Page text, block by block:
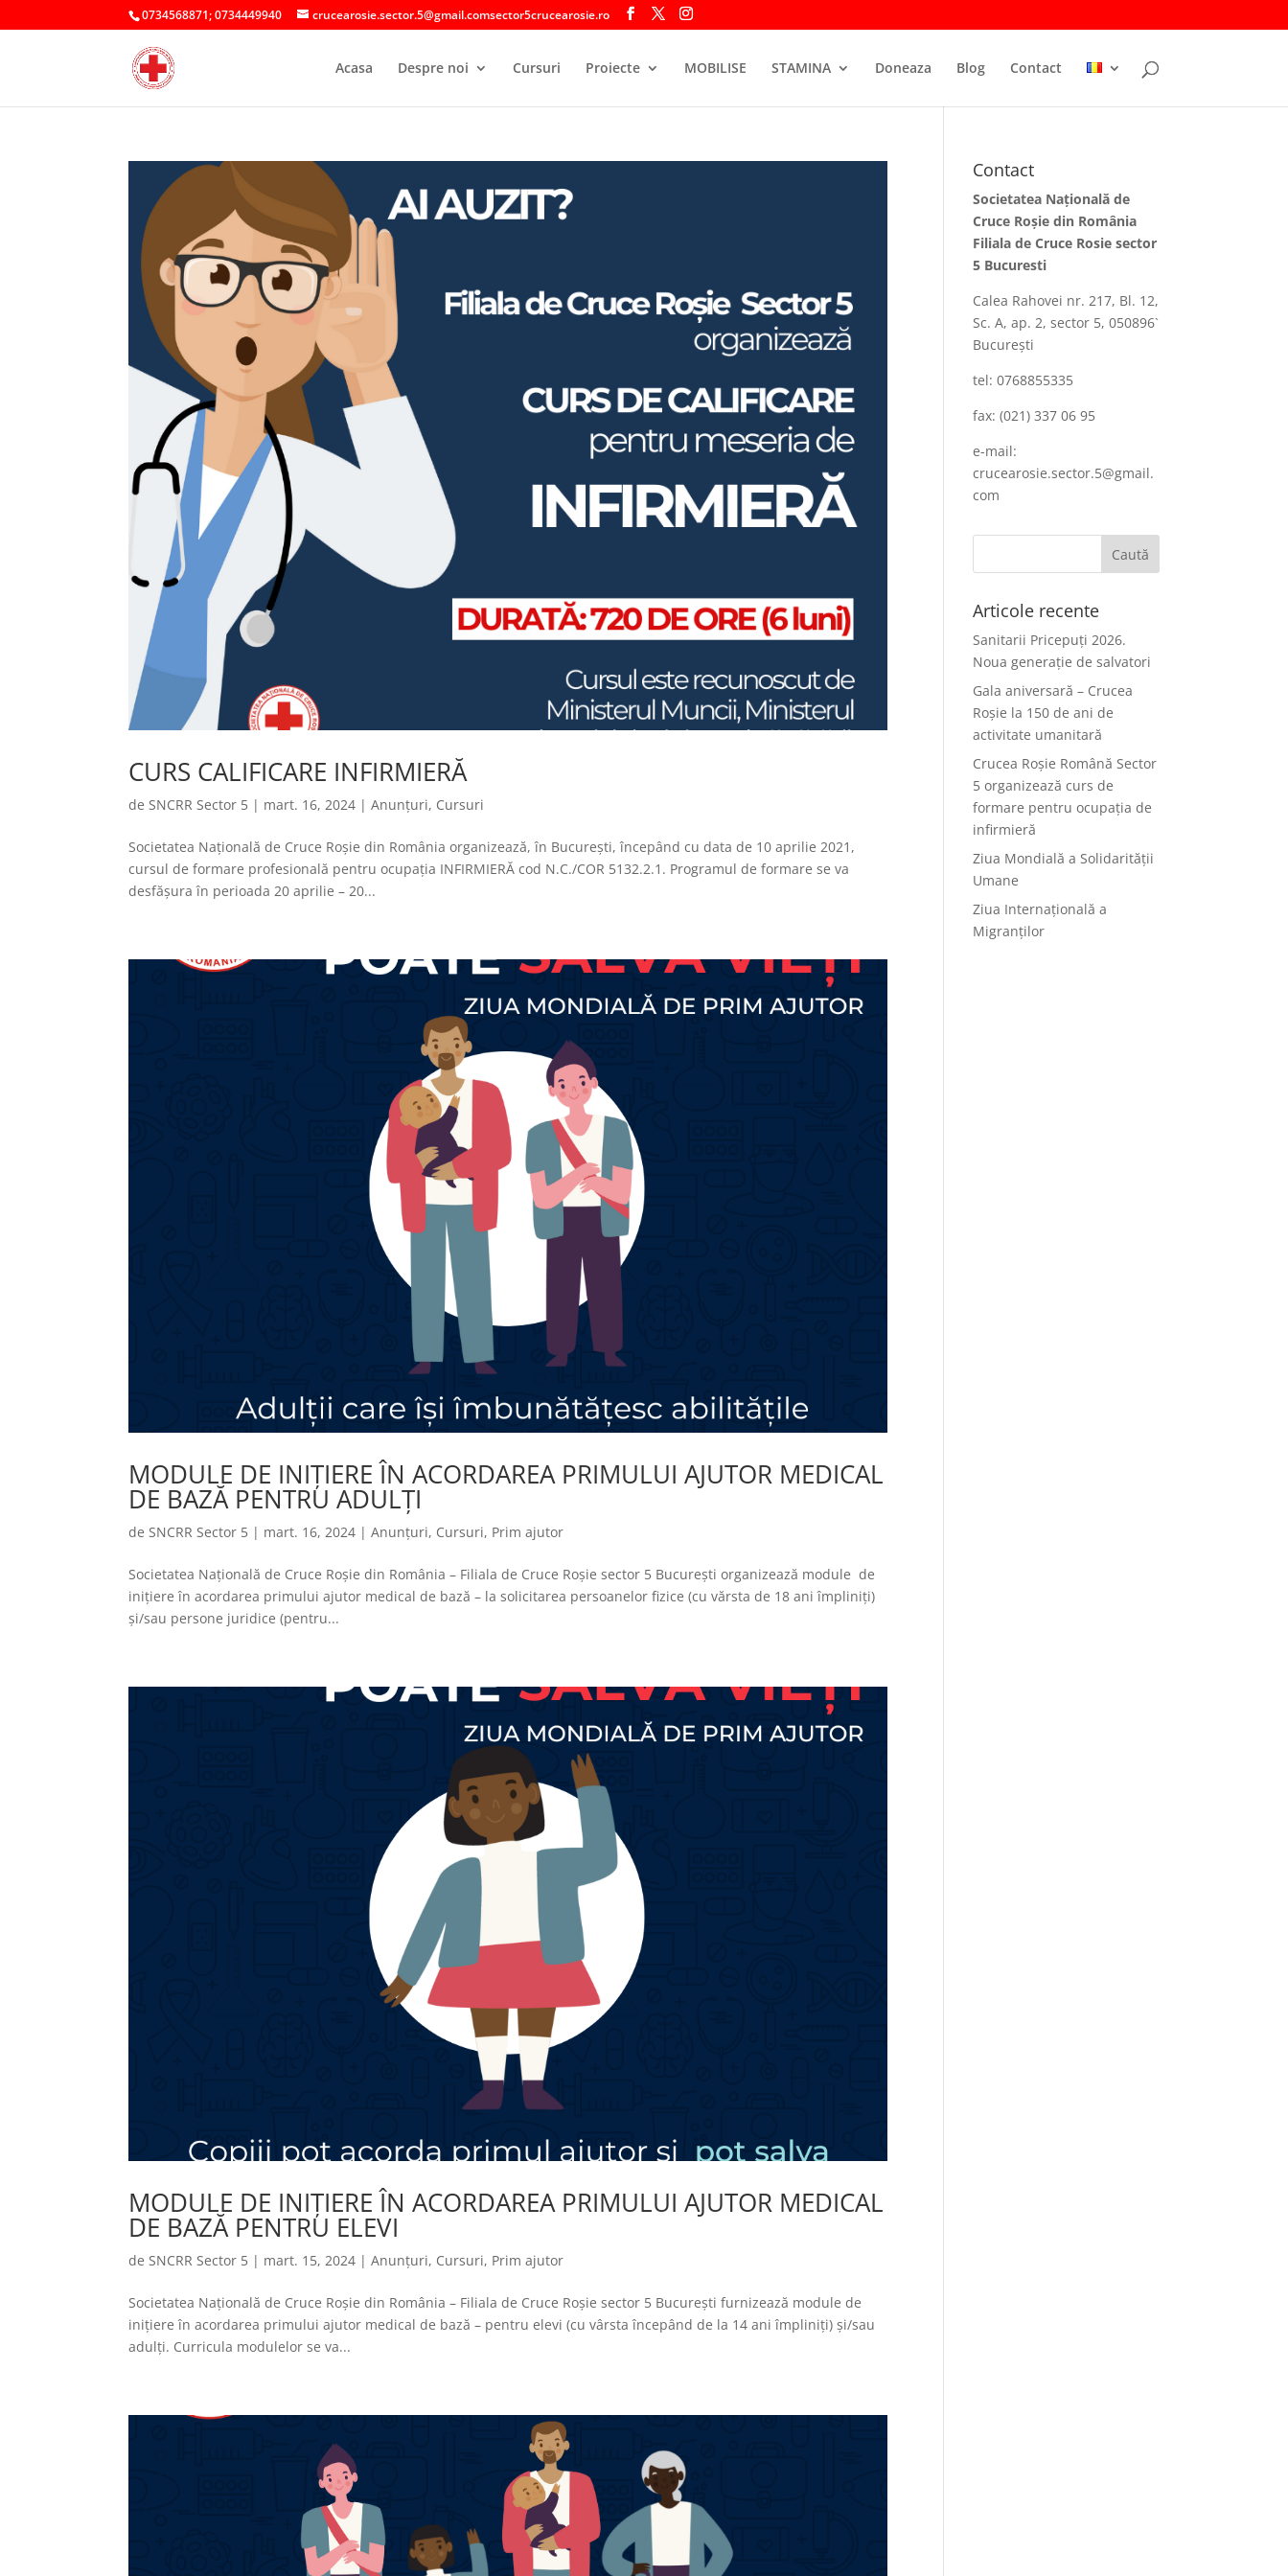
0734568871; 0734449940 crucearosie.sector.5@gmail.comsector5crucearosie.ro
Acasa Despre noi Cursuri Proiecte MOBILISE STAMINA Doneaza Blog Contact
CURS CALIFICARE INFIRMIERĂ
de SNCRR Sector 5 | mart. 16, 2024 |Anunțuri, Cursuri
Societatea Națională de Cruce Roșie din România organizează, în București, începând cu data de 10 aprilie 2021,
cursul de formare profesională pentru ocupația INFIRMIERĂ cod N.C./COR 5132.2.1. Programul de formare se va
desfășura în perioada 20 aprilie – 20...
MODULE DE INIȚIERE ÎN ACORDAREA PRIMULUI AJUTOR MEDICAL
DE BAZĂ PENTRU ADULȚI
deSNCRR Sector 5 | mart. 16, 2024 |Anunțuri, Cursuri, Prim ajutor
Societatea Națională de Cruce Roșie din România – Filiala de Cruce Roșie sector 5 București organizează module de
inițiere în acordarea primului ajutor medical de bază – la solicitarea persoanelor fizice (cu vărsta de 18 ani împliniți)
și/sau persone juridice (pentru...
MODULE DE INIȚIERE ÎN ACORDAREA PRIMULUI AJUTOR MEDICAL
DE BAZĂ PENTRU ELEVI
deSNCRR Sector 5 | mart. 15, 2024 |Anunțuri, Cursuri, Prim ajutor
Societatea Națională de Cruce Roșie din România – Filiala de Cruce Roșie sector 5 București furnizează module de
inițiere în acordarea primului ajutor medical de bază – pentru elevi (cu vârsta începând de la 14 ani împliniți) și/sau
adulți. Curricula modulelor se va...
Contact
Societatea Naţională de
Cruce Roşie din România
Filiala de Cruce Rosie sector
5 Bucuresti
Calea Rahovei nr. 217, Bl. 12,
Sc. A, ap. 2, sector 5, 050896`
Bucureşti
tel: 0768855335
fax: (021) 337 06 95
e-mail:
crucearosie.sector.5@gmail.
com
Articole recente
Sanitarii Pricepuți 2026.
Noua generație de salvatori
Gala aniversară – Crucea
Roșie la 150 de ani de
activitate umanitară
Crucea Roșie Română Sector
5 organizează curs de
formare pentru ocupația de
infirmieră
Ziua Mondială a Solidarității
Umane
Ziua Internațională a
Migranților